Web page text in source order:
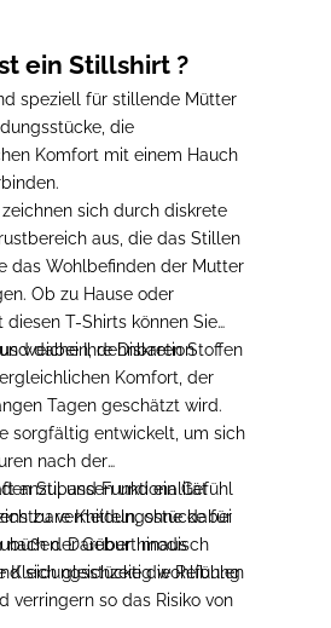
ein Stillshirt ?
speziell für stillende Mütter
, die
Komfort mit einem Hauch
sich durch diskrete
aus, die das Stillen
das Wohlbefinden der Mutter
Ob zu Hause oder
diesen T-Shirts können Sie
dabei Ihre Diskretion
weichen, dehnbaren Stoffen
Komfort, der
Tagen geschätzt wird.
sorgfältig entwickelt, um sich
nach der
anzupassenund ein Gefühl
zu vermitteln, ohne dabei
Darüber hinaus
Kleidungsstücke die Reibung
verringern so das Risiko von
Stil und Funktionalität
Kleidungsstückefür
nach der Geburtmodisch
sich gleichzeitig wohlfühlen